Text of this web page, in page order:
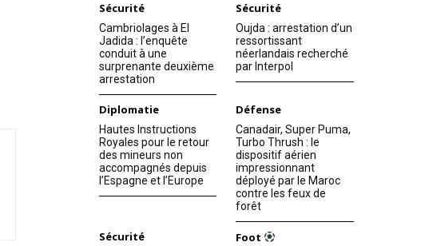
Sécurité
Cambriolages à El
Jadida : l’enquête
conduit à une
surprenante deuxième
arrestation
Sécurité
Oujda : arrestation d’un
ressortissant
néerlandais recherché
par Interpol
Diplomatie
Hautes Instructions
Royales pour le retour
des mineurs non
accompagnés depuis
l’Espagne et l’Europe
Défense
Canadair, Super Puma,
Turbo Thrush : le
dispositif aérien
impressionnant
déployé par le Maroc
contre les feux de
forêt
Sécurité Foot